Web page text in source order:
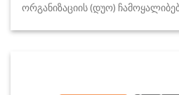
ორგანიზაციის (დუო)